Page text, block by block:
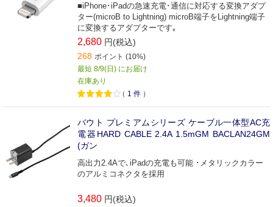
■iPhone･iPadの急速充電･通信に対応する変換アダプ
ター(microB to Lightning) microB端子をLightning端子
に変換するアダプターです｡
2,680 円(税込)
268 ポイント (10%)
最短 8/9(日) にお届け
在庫あり
（ 1 件 ）
バウト プレミアムシリーズ ケーブル一体型AC充
電器HARD CABLE 2.4A 1.5mGM BACLAN24GM
(ガン
高出力2.4Aで､iPadの充電も可能 ･メタリックカラー
のアルミコネクタを採用
3,480 円(税込)